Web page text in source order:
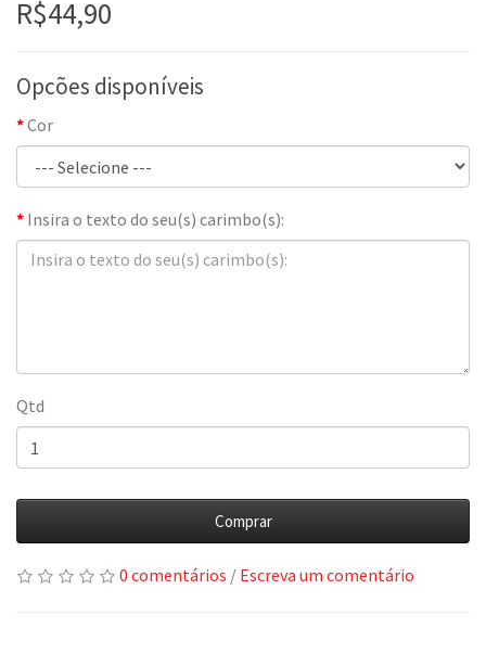
R$44,90
Opcões disponíveis
Cor
Insira o texto do seu(s) carimbo(s):
Qtd
Comprar
0 comentários / Escreva um comentário